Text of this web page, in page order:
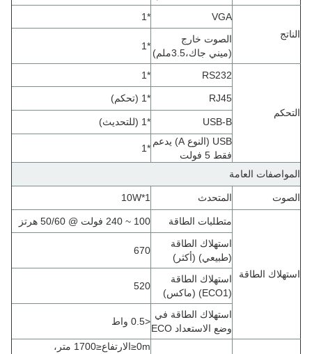
الناتج
VGA
*1
الصوت خارج
(ميني جاك،3.5ملم)
*1
التحكم
RS232
*1
RJ45 *1 (تحكم)
USB-B
*1 (للتحديث)
USB (النوع A) يدعم
فقط 5 فولت
*1
المواصفات العامة
الصوت المتحدث 10W*1
استهلاك الطاقة
متطلبات الطاقة
100 ~ 240 فولت @ 50/60 هرتز
استهلاك الطاقة
(طبيعي) (أكثر)
670
استهلاك الطاقة
(ECO1) (ماكس)
520
استهلاك الطاقة في
وضع الاستعداد ECO
<0.5 واط
0m
≤الارتفاع≤
1700 متر،